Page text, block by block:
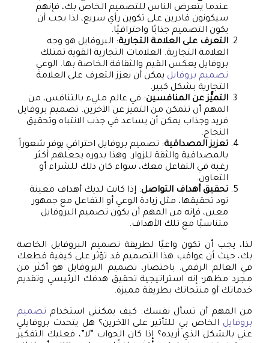
عندما يتعرض الناس للتصميم الخاص بك، فإنهم
سيكونون قادرين على تكوين رأي سريع، لذا يجب أن
يكون التصميم جذابًا واحترافيًا.
التعرف على العلامة التجارية: البروفايل هو وجه
العلامة التجارية. العلامات التجارية القوية تمتلك
بروفايل يعكس القيم والثقافة الخاصة بها. الوعي
تصميم بروفايل يمكن أن يعزز التعرف على العلامة
التجارية بشكل كبير.
التميُّز عن المنافسين: في عالم مليء بالتنافس، من
المهم أن تتمكن من التميز عن الآخرين. تصميم بروفايل
فريد وجذاب يمكن أن يساعد في جذب الانتباه وتحقيق
النجاح.
تعزيز المصداقية: تصميم بروفايل احترافي يوفر شعوراً
بالمصداقية والثقة للزوار. وهذا بدوره يجعلهم أكثر
رغبة في التفاعل معك، سواء كان ذلك للشراء أو
التعاون.
تحقيق أهداف التواصل: إذا كانت لديك أهداف معينة
تود تحقيقها، مثل زيادة الوعي أو التفاعل مع جمهور
معين، فإنه من المهم أن يكون تصميم البروفايل
متناسبًا مع تلك الأهداف.
لذا، يجب أن تكون واعيًا لطريقة تصميم البروفايل الخاصة
بك، حيث أن عواقب هذا التصميم قد تؤثر على كيفية قطعك
في العالم الرقمي. باختصار، تصميم البروفايل هو أكثر من
مجرد مظهر؛ إنه استراتيجية تحقيق هدفك الرئيسي وتقديم
خدماتك أو منتجاتك بطريقة مميزة.
من المهم أن تسأل نفسك: كيف يمكنني استخدام تصميم
بروفايل الخاص بي للتأثير على الآخرين؟ هل يتحدث بروفايلي
عني بالشكل الذي أريده؟ إذا كان الجواب “لا”، فعليك التفكير